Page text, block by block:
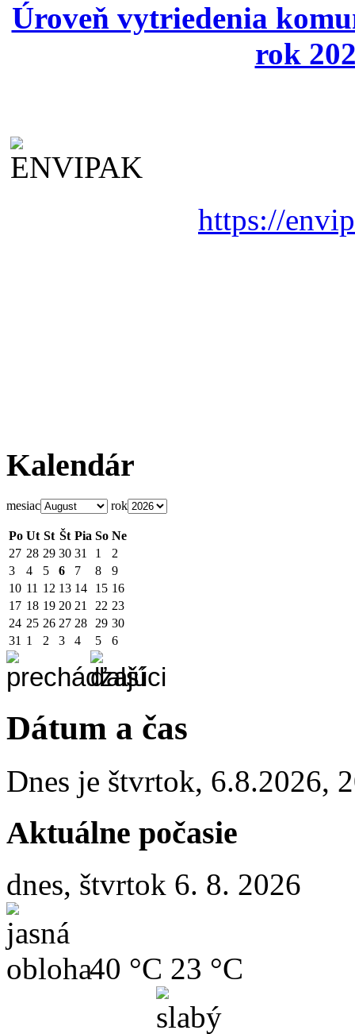
Úroveň vytriedenia
rok
https://
Kalendár
mesiac rok
Po Ut St Št Pia So Ne
27 28 29 30 31 1
2
3
4 5 6 7 8
9
10 11 12 13 14 15 16
17 18 19 20 21 22 23
24 25 26 27 28 29 30
31 1 2 3 4 5 6
Dátum a čas
Dnes je štvrtok, 6.8.2026,
Aktuálne počasie
dnes, štvrtok 6. 8. 2026
40 °C 23 °C